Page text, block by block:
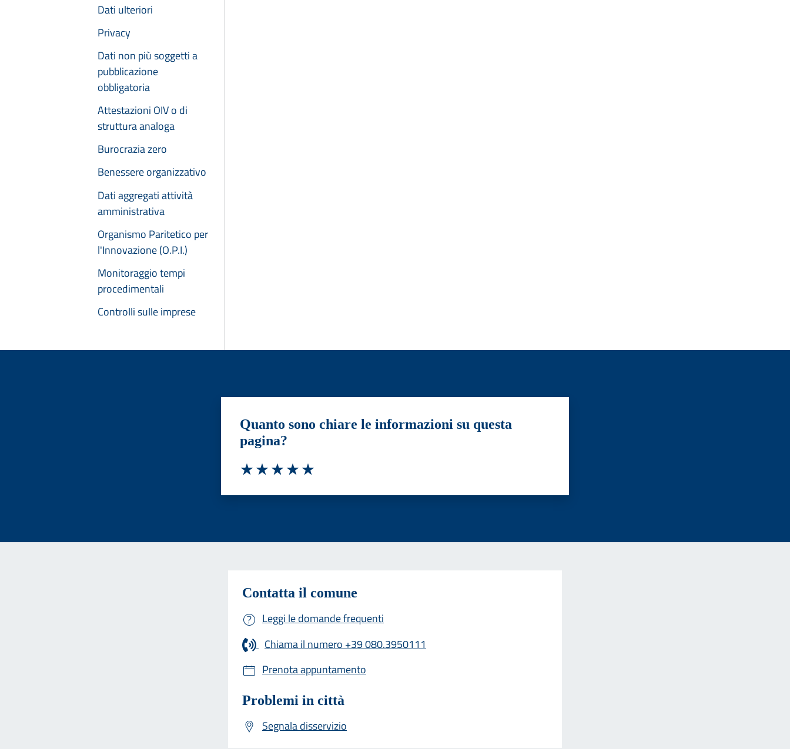
Dati ulteriori
Privacy
Dati non più soggetti a
pubblicazione
obbligatoria
Attestazioni OIV o di
struttura analoga
Burocrazia zero
Benessere organizzativo
Dati aggregati attività
amministrativa
Organismo Paritetico per
l'Innovazione (O.P.I.)
Monitoraggio tempi
procedimentali
Controlli sulle imprese
Quanto sono chiare le informazioni su questa
pagina?
Contatta il comune
Leggi le domande frequenti
Chiama il numero +39 080.3950111
Prenota appuntamento
Problemi in città
Segnala disservizio